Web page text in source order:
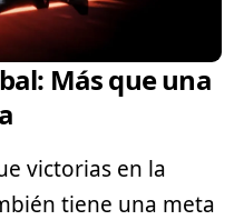
Más que una
victorias en la
tiene una meta